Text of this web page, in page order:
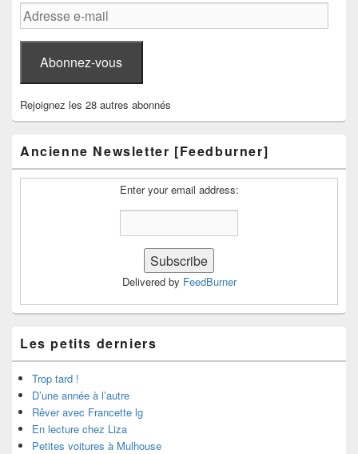
Adresse
e-
mail
Abonnez-vous
Rejoignez les 28 autres abonnés
Ancienne Newsletter [Feedburner]
Enter your email address:
Delivered by FeedBurner
Les petits derniers
Trop tard !
D’une année à l’autre
Rêver avec Francette lg
En lecture chez Liza
Petites voitures à Mulhouse